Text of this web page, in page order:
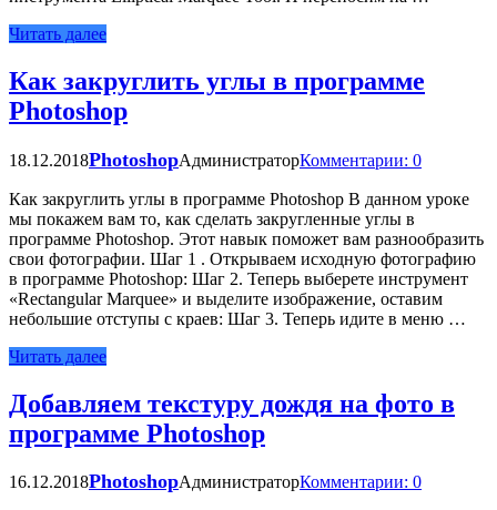
Читать далее
Как закруглить углы в программе
Photoshop
18.12.2018PhotoshopАдминистраторКомментарии: 0
Как закруглить углы в программе Photoshoр В данном уроке
мы покажем вам то, как сделать закругленные углы в
программе Photoshop. Этот навык поможет вам разнообразить
свои фотографии. Шаг 1 . Открываем исходную фотографию
в программе Photoshop: Шаг 2. Теперь выберете инструмент
«Rectangular Marquee» и выделите изображение, оставим
небольшие отступы с краев: Шаг 3. Теперь идите в меню …
Читать далее
Добавляем текстуру дождя на фото в
программе Photoshop
16.12.2018PhotoshopАдминистраторКомментарии: 0